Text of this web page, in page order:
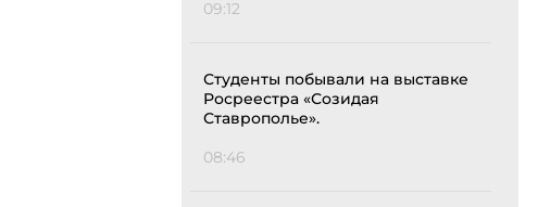
09:12
Студенты побывали на выставке
Росреестра «Созидая
Ставрополье».
08:46